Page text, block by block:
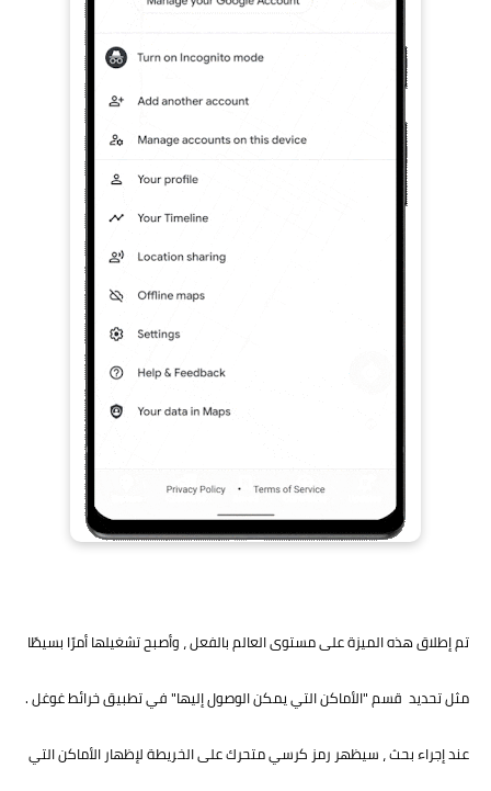
تم إطلاق هذه الميزة على مستوى العالم بالفعل ، وأصبح تشغيلها أمرًا بسيطًا
مثل تحديد قسم "الأماكن التي يمكن الوصول إليها" في تطبيق خرائط غوغل .
عند إجراء بحث ، سيظهر رمز كرسي متحرك على الخريطة لإظهار الأماكن التي